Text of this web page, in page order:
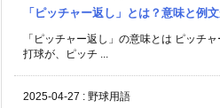
「ピッチャー返し」とは？意味と例
「ピッチャー返し」の意味とは ピッチ
打球が、ピッチ ...
2025-04-27 : 野球用語